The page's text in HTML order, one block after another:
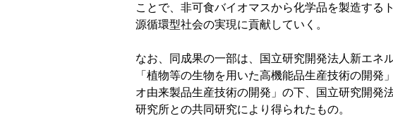
ことで、非可食バイオマスから化学品を製造する
源循環型社会の実現に貢献していく。
なお、同成果の一部は、国立研究開発法人新エネ
「植物等の生物を用いた高機能品生産技術の開
オ由来製品生産技術の開発」の下、国立研究開発
研究所との共同研究により得られたもの。